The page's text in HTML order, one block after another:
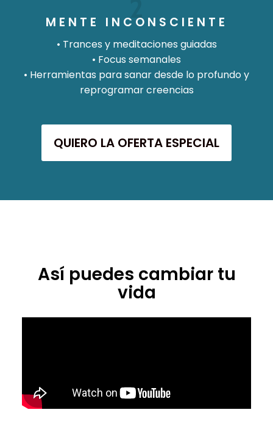
MENTE INCONSCIENTE
• Trances y meditaciones guiadas
• Focus semanales
• Herramientas para sanar desde lo profundo y
reprogramar creencias
QUIERO LA OFERTA ESPECIAL
Así puedes cambiar tu
vida